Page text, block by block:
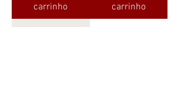
carrinho
carrinho